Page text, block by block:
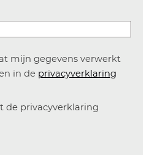
mijn gegevens verwerkt
in de privacyverklaring
de privacyverklaring